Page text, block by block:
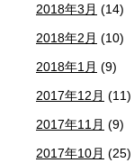
2018年3月 (14)
2018年2月 (10)
2018年1月 (9)
2017年12月 (11)
2017年11月 (9)
2017年10月 (25)